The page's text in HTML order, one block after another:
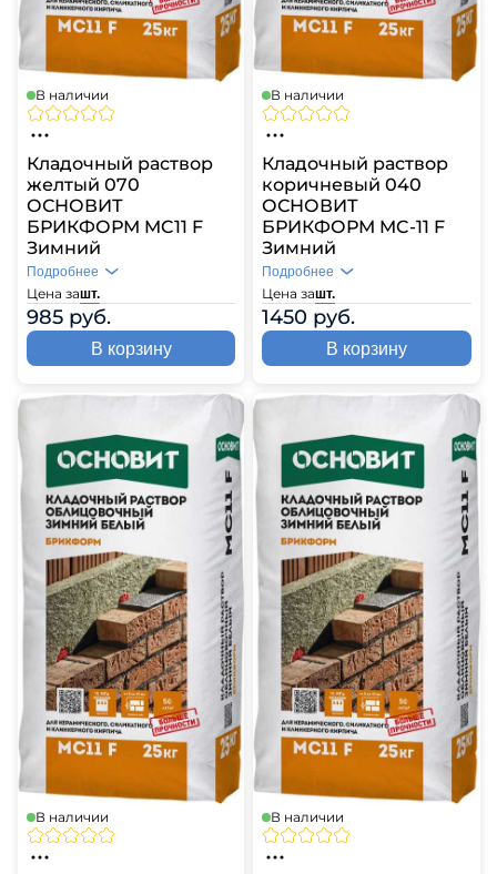
В наличии
Кладочный раствор
желтый 070
ОСНОВИТ
БРИКФОРМ MC11 F
Зимний
Цена зашт.
985 руб.
Подробнее
В корзину
В наличии
Кладочный раствор
коричневый 040
ОСНОВИТ
БРИКФОРМ MC-11 F
Зимний
Цена зашт.
1450 руб.
Подробнее
В корзину
В наличии В наличии